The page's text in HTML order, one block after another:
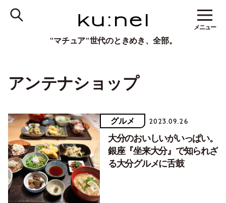
"マチュア"世代のときめき、全部。
メニュー
アンテナショップ
グルメ 2023.09.26
大分のおいしいがいっぱい。
銀座『坐来大分』で知られざ
る大分グルメに舌鼓